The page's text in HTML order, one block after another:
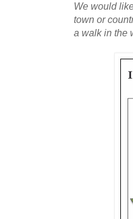
We would
town or
a walk in the